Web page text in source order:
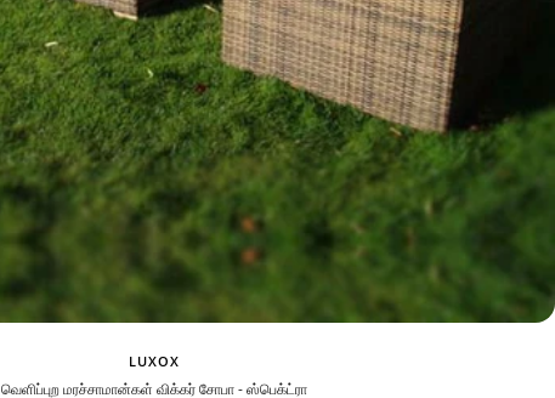
LUXOX
வெளிப்புற மரச்சாமான்கள் விக்கர் சோபா - ஸ்பெக்ட்ரா